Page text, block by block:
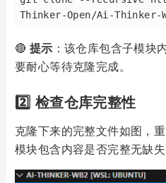
🔴 提示 ：该仓库包含子模块
要耐心等待克隆完成。
2️⃣ 检查仓库完整性
克隆下来的完整文件如图，
模块包含内容是否完整无缺失